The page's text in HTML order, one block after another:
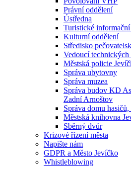
Právní oddělení
Ústředna
Turistické
Kulturní oddělení
Středisko
Vedoucí
Městská policie
Správa ubytovny
Správa muzea
Správa budov KD
Zadní Arnoštov
Správa domu
Městská knihovna
Sběrný dvůr
Krizové řízení města
Napište nám
GDPR a Město Jevíčko
Whistleblowing